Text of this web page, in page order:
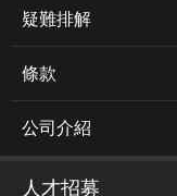
疑難排解
條款
公司介紹
人才招募